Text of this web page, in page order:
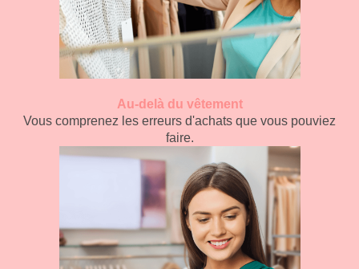
Au-delà du vêtement
Vous comprenez les erreurs d'achats que vous pouviez
faire.